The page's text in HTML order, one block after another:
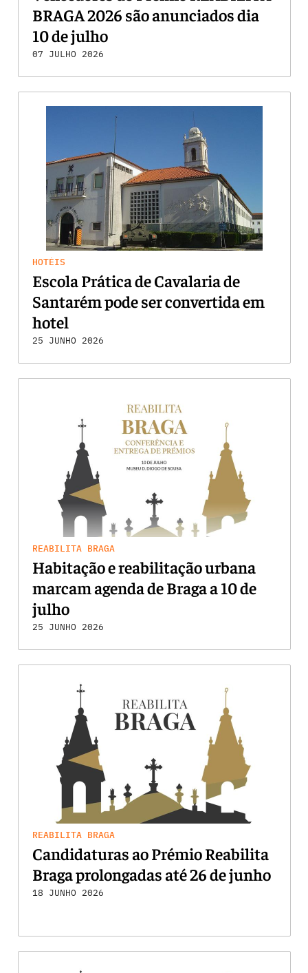
BRAGA 2026 são anunciados dia
10 de julho
07 JULHO 2026
HOTÉIS
Escola Prática de Cavalaria de
Santarém pode ser convertida em
hotel
25 JUNHO 2026
REABILITA BRAGA
Habitação e reabilitação urbana
marcam agenda de Braga a 10 de
julho
25 JUNHO 2026
REABILITA BRAGA
Candidaturas ao Prémio Reabilita
Braga prolongadas até 26 de junho
18 JUNHO 2026